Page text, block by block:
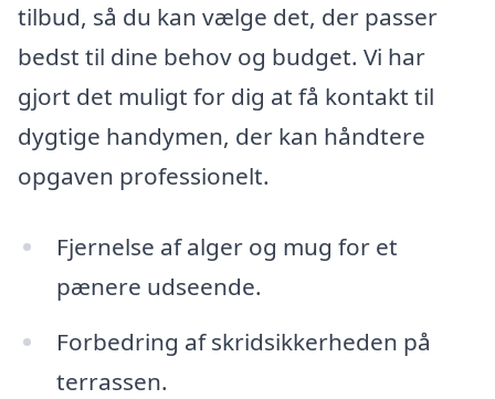
tilbud, så du kan vælge det, der passer
bedst til dine behov og budget. Vi har
gjort det muligt for dig at få kontakt til
dygtige handymen, der kan håndtere
opgaven professionelt.
Fjernelse af alger og mug for et
pænere udseende.
Forbedring af skridsikkerheden på
terrassen.